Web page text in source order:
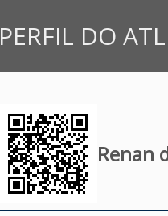
PERFIL DO
Renan